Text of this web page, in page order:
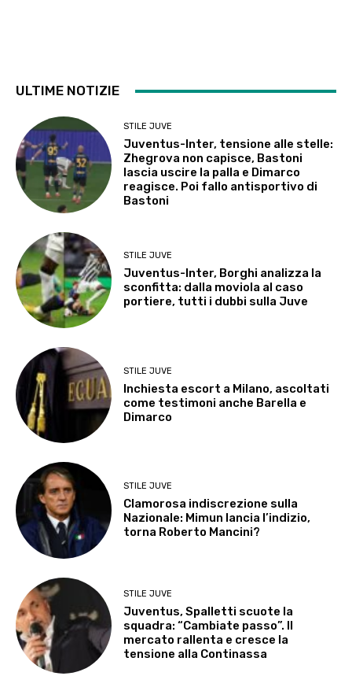
ULTIME NOTIZIE
STILE JUVE
Juventus-Inter, tensione alle stelle:
Zhegrova non capisce, Bastoni
lascia uscire la palla e Dimarco
reagisce. Poi fallo antisportivo di
Bastoni
STILE JUVE
Juventus-Inter, Borghi analizza la
sconfitta: dalla moviola al caso
portiere, tutti i dubbi sulla Juve
STILE JUVE
Inchiesta escort a Milano, ascoltati
come testimoni anche Barella e
Dimarco
STILE JUVE
Clamorosa indiscrezione sulla
Nazionale: Mimun lancia l’indizio,
torna Roberto Mancini?
STILE JUVE
Juventus, Spalletti scuote la
squadra: “Cambiate passo”. Il
mercato rallenta e cresce la
tensione alla Continassa